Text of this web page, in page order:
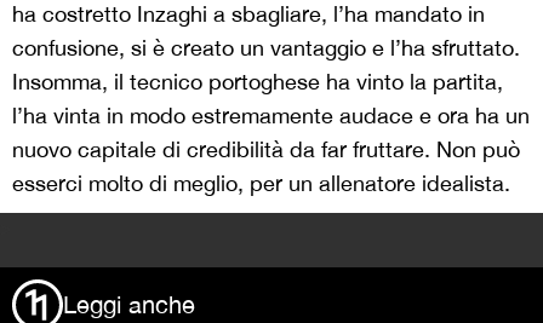
ha costretto Inzaghi a sbagliare, l’ha mandato in
confusione, si è creato un vantaggio e l’ha sfruttato.
Insomma, il tecnico portoghese ha vinto la partita,
l’ha vinta in modo estremamente audace e ora ha un
nuovo capitale di credibilità da far fruttare. Non può
esserci molto di meglio, per un allenatore idealista.
Leggi anche